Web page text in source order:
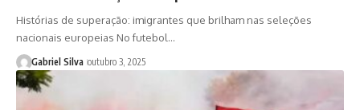
Histórias de superação: imigrantes que brilham nas seleções
nacionais europeias No futebol…
Gabriel Silva outubro 3, 2025